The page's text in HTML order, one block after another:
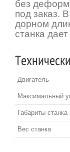
без
под заказ.
дорном
станка
Двигатель
Максимальный
Габариты
Вес станка